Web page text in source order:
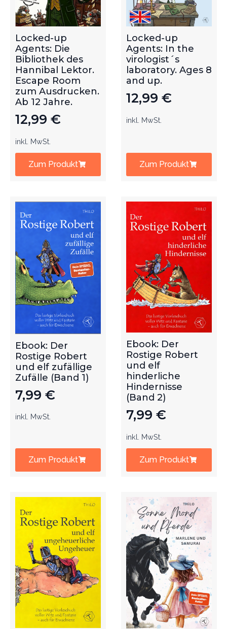
Locked-up
Agents: Die
Bibliothek des
Hannibal Lektor.
Escape Room
zum Ausdrucken.
Ab 12 Jahre.
12,99 €
inkl. MwSt.
Zum Produkt
Locked-up
Agents: In the
virologist´s
laboratory. Ages 8
and up.
12,99 €
inkl. MwSt.
Zum Produkt
Ebook: Der
Rostige Robert
und elf zufällige
Zufälle (Band 1)
7,99 €
inkl. MwSt.
Zum Produkt
Ebook: Der
Rostige Robert
und elf
hinderliche
Hindernisse
(Band 2)
7,99 €
inkl. MwSt.
Zum Produkt